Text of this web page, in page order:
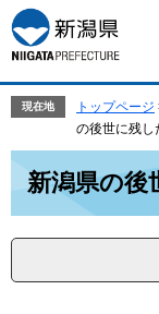
ー
ジ
の
で
す。
ニ
ュ
ー
ば
本
文
現在地 トップページ
の後世に残し
新潟県の後